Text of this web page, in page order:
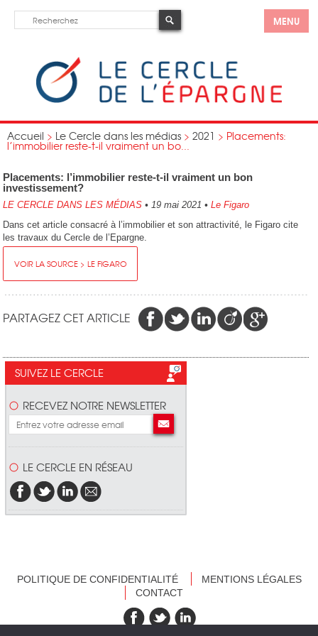
MENU
Accueil > Le Cercle dans les médias > 2021 > Placements:
l’immobilier reste-t-il vraiment un bo...
Placements: l’immobilier reste-t-il vraiment un bon
investissement?
LE CERCLE DANS LES MÉDIAS • 19 mai 2021• Le Figaro
Dans cet article consacré à l’immobilier et son attractivité, le Figaro cite
les travaux du Cercle de l’Epargne.
VOIR LA SOURCE > LE FIGARO
PARTAGEZ CET ARTICLE
SUIVEZ LE CERCLE
RECEVEZ NOTRE NEWSLETTER
LE CERCLE EN RÉSEAU
POLITIQUE DE CONFIDENTIALITÉ
MENTIONS LÉGALES
CONTACT